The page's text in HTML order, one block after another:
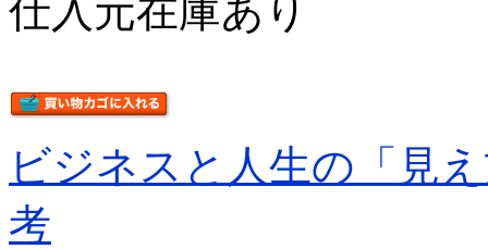
仕入元在庫あり
ビジネスと人生の「見
考